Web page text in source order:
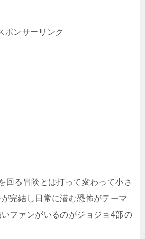
ポンサーリンク
回る冒険とは打って変わって小さ
完結し日常に潜む恐怖がテーマ
ファンがいるのがジョジョ4部の